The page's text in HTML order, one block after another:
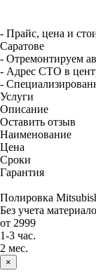
- Прайс, цена и
Саратове
- Отремонтируем
- Адрес СТО в
-
Услуги
Описание
Оставить отзыв
Наименование
Цена
Сроки
Гарантия
Полировка
Без учета
от 2999
1-3 час.
2 мес.
×